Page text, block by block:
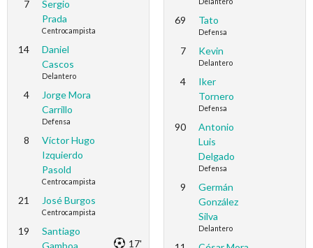
7
Sergio
Prada
Centrocampista
14
Daniel
Cascos
Delantero
4
Jorge Mora
Carrillo
Defensa
8
Víctor Hugo
Izquierdo
Pasold
Centrocampista
21 José Burgos
Centrocampista
19
Santiago
Gamboa
17'
69 Tato
Defensa
7 Kevin
Delantero
4
Iker
Tornero
Defensa
90
Antonio
Luis
Delgado
Defensa
9
Germán
González
Silva
Delantero